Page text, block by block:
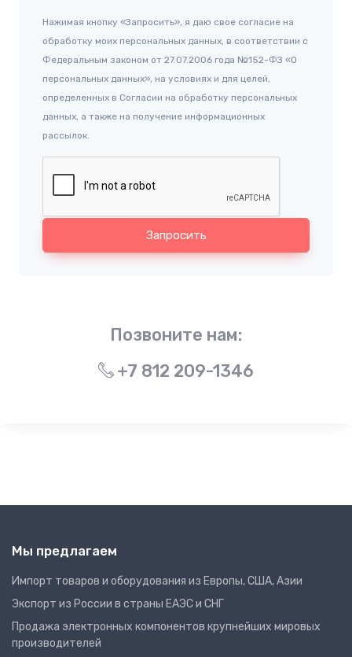
Нажимая кнопку «Запросить», я даю свое согласие на
обработку моих персональных данных, в соответствии с
Федеральным законом от 27.07.2006 года №152-ФЗ «О
персональных данных», на условиях и для целей,
определенных в Согласии на обработку персональных
данных, а также на получение информационных
рассылок.
Запросить
Позвоните нам:
+7 812 209-1346
Мы предлагаем
Импорт товаров и оборудования из Европы, США, Азии
Экспорт из России в страны ЕАЭС и СНГ
Продажа электронных компонентов крупнейших мировых
производителей